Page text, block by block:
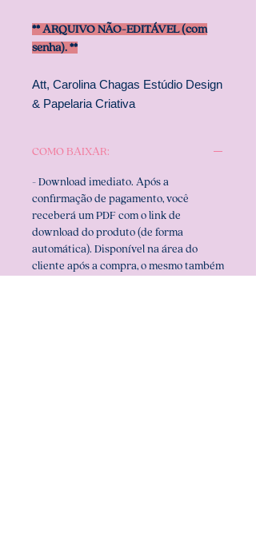
** ARQUIVO NÃO-EDITÁVEL (com
senha). **
Att, Carolina Chagas Estúdio Design
& Papelaria Criativa
COMO BAIXAR:
- Download imediato. Após a
confirmação de pagamento, você
receberá um PDF com o link de
download do produto (de forma
automática). Disponível na área do
cliente após a compra, o mesmo também